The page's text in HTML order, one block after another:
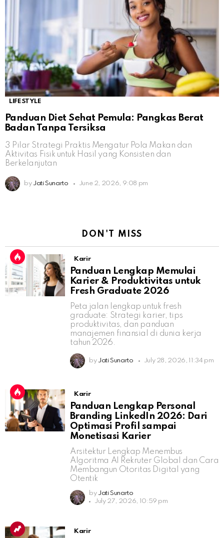
LIFESTYLE
Panduan Diet Sehat Pemula: Pangkas Berat
Badan Tanpa Tersiksa
3 Pilar Strategi Praktis Mengatur Pola Makan dan
Aktivitas Fisik untuk Hasil yang Konsisten dan
Berkelanjutan
by Jati Sunarto June 2, 2026, 9:08 pm
DON'T MISS
Karir
Panduan Lengkap Memulai
Karier & Produktivitas untuk
Fresh Graduate 2026
Peta jalan lengkap untuk fresh
graduate: Strategi karier, tips
produktivitas, dan panduan
manajemen finansial di dunia kerja
tahun 2026.
by Jati Sunarto July 28, 2026, 11:34 pm
Karir
Panduan Lengkap Personal
Branding LinkedIn 2026: Dari
Optimasi Profil sampai
Monetisasi Karier
Arsitektur Lengkap Menembus
Algoritma AI Rekruter Global dan Cara
Membangun Otoritas Digital yang
Otentik
by Jati Sunarto
July 27, 2026, 10:59 pm
Karir